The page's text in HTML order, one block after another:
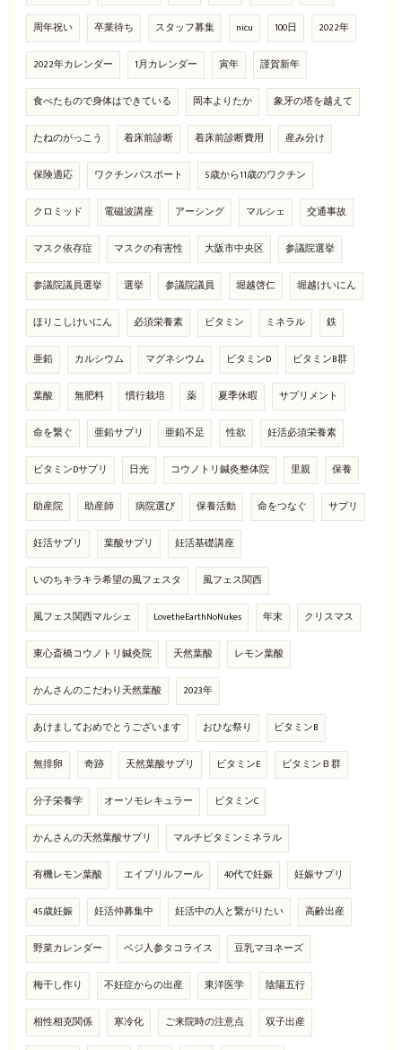
周年祝い 卒業待ち スタッフ募集 nicu 100日 2022年
2022年カレンダー 1月カレンダー 寅年 謹賀新年
食べたもので身体はできている 岡本よりたか 象牙の塔を越えて
たねのがっこう 着床前診断 着床前診断費用 産み分け
保険適応 ワクチンパスポート 5歳から11歳のワクチン
クロミッド 電磁波講座 アーシング マルシェ 交通事故
マスク依存症 マスクの有害性 大阪市中央区 参議院選挙
参議院議員選挙 選挙 参議院議員 堀越啓仁 堀越けいにん
ほりこしけいにん 必須栄養素 ビタミン ミネラル 鉄
亜鉛 カルシウム マグネシウム ビタミンD ビタミンB群
葉酸 無肥料 慣行栽培 薬 夏季休暇 サプリメント
命を繋ぐ 亜鉛サプリ 亜鉛不足 性欲 妊活必須栄養素
ビタミンDサプリ 日光 コウノトリ鍼灸整体院 里親 保養
助産院 助産師 病院選び 保養活動 命をつなぐ サプリ
妊活サプリ 葉酸サプリ 妊活基礎講座
いのちキラキラ希望の風フェスタ 風フェス関西
風フェス関西マルシェ LovetheEarthNoNukes 年末 クリスマス
東心斎橋コウノトリ鍼灸院 天然葉酸 レモン葉酸
かんさんのこだわり天然葉酸 2023年
あけましておめでとうございます おひな祭り ビタミンB
無排卵 奇跡 天然葉酸サプリ ビタミンE ビタミンＢ群
分子栄養学 オーソモレキュラー ビタミンC
かんさんの天然葉酸サプリ マルチビタミンミネラル
有機レモン葉酸 エイプリルフール 40代で妊娠 妊娠サプリ
45歳妊娠 妊活仲募集中 妊活中の人と繋がりたい 高齢出産
野菜カレンダー ベジ人参タコライス 豆乳マヨネーズ
梅干し作り 不妊症からの出産 東洋医学 陰陽五行
相性相克関係 寒冷化 ご来院時の注意点 双子出産